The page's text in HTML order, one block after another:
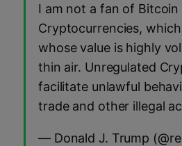
I am not a fan of
Cryptocurrencies,
whose value is highly
thin air. Unregulated
facilitate unlawful
trade and other illegal
— Donald J. Trump